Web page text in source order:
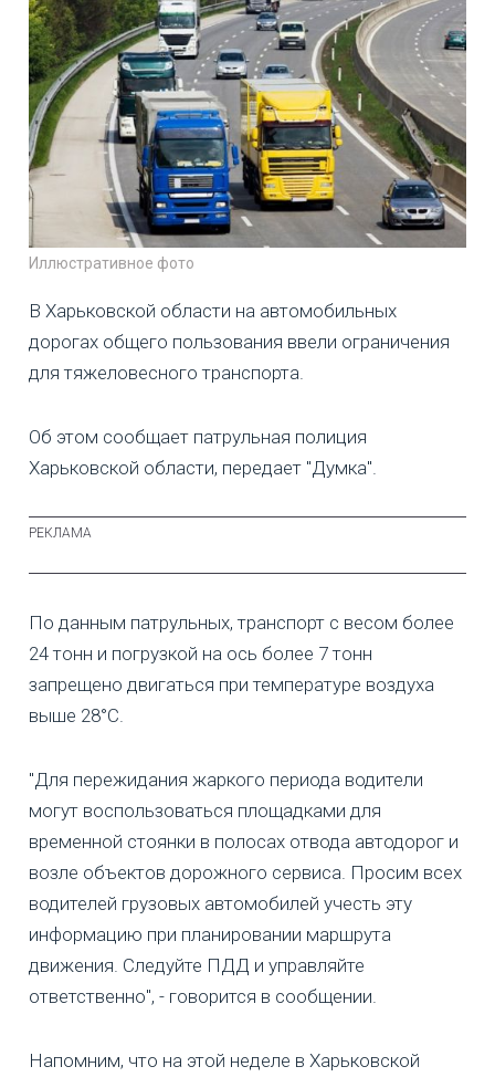
Иллюстративное фото
В Харьковской области на автомобильных
дорогах общего пользования ввели ограничения
для тяжеловесного транспорта.
Об этом сообщает патрульная полиция
Харьковской области, передает "Думка".
По данным патрульных, транспорт с весом более
24 тонн и погрузкой на ось более 7 тонн
запрещено двигаться при температуре воздуха
выше 28°C.
"Для пережидания жаркого периода водители
могут воспользоваться площадками для
временной стоянки в полосах отвода автодорог и
возле объектов дорожного сервиса. Просим всех
водителей грузовых автомобилей учесть эту
информацию при планировании маршрута
движения. Следуйте ПДД и управляйте
ответственно", - говорится в сообщении.
Напомним, что на этой неделе в Харьковской